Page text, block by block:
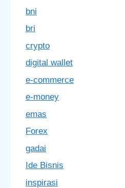
bni
bri
crypto
digital wallet
e-commerce
e-money
emas
Forex
gadai
Ide Bisnis
inspirasi